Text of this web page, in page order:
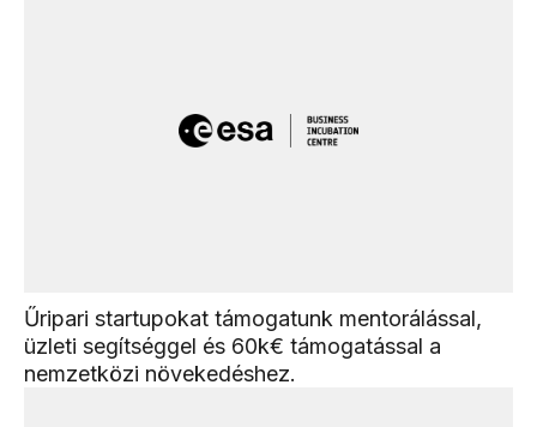
Űripari startupokat támogatunk mentorálással,
üzleti segítséggel és 60k€ támogatással a
nemzetközi növekedéshez.